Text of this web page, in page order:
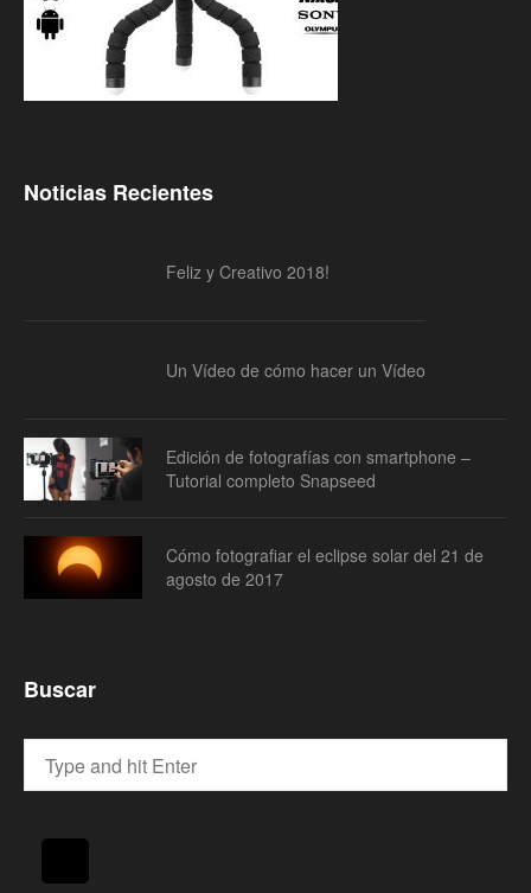
Noticias Recientes
Feliz y Creativo 2018!
Un Vídeo de cómo hacer un Vídeo
Edición de fotografías con smartphone –
Tutorial completo Snapseed
Cómo fotografiar el eclipse solar del 21 de
agosto de 2017
Buscar